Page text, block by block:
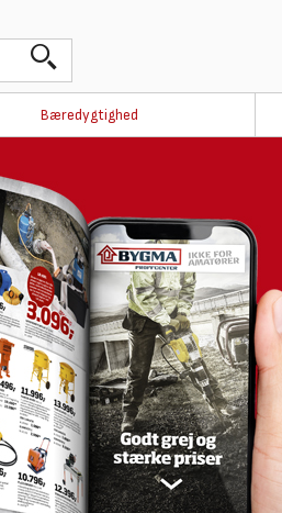
Bæredygtighed